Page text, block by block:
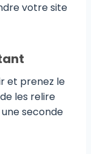
votre site
et prenez le
les relire
seconde